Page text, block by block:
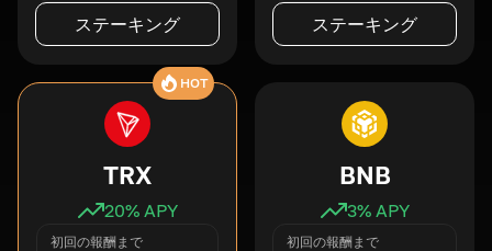
ステーキング ステーキング
HOT
TRX
20% APY
初回の報酬まで
BNB
3% APY
初回の報酬まで